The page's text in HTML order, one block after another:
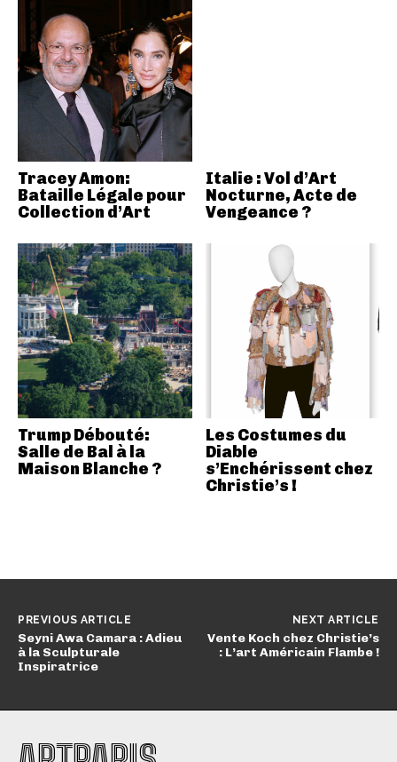
Tracey Amon:
Bataille Légale pour
Collection d’Art
Italie : Vol d’Art
Nocturne, Acte de
Vengeance ?
Trump Débouté:
Salle de Bal à la
Maison Blanche ?
Les Costumes du
Diable
s’Enchérissent chez
Christie’s !
PREVIOUS ARTICLE
Seyni Awa Camara : Adieu
à la Sculpturale
Inspiratrice
NEXT ARTICLE
Vente Koch chez Christie’s
: L’art Américain Flambe !